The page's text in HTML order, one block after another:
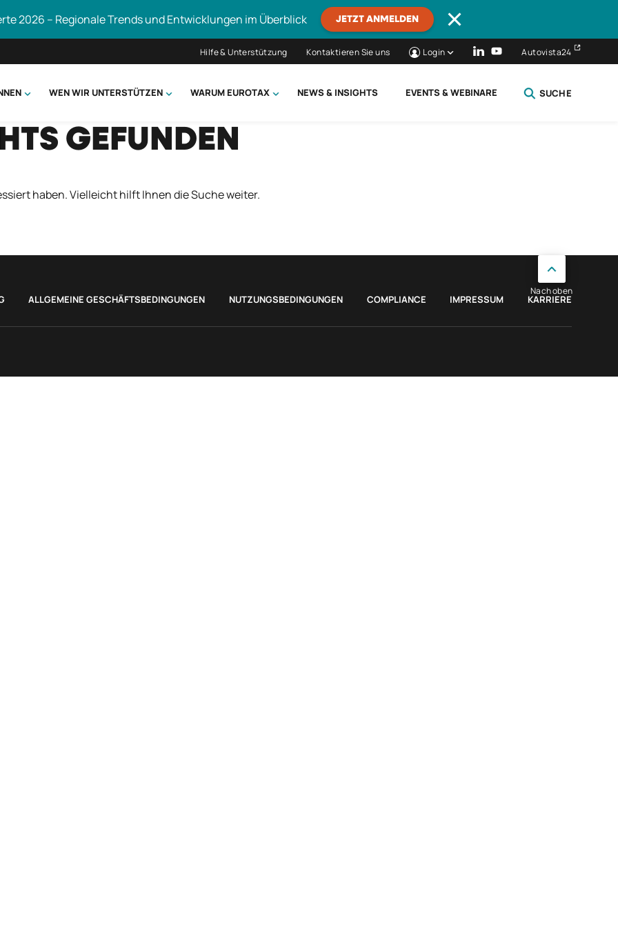
2026 – Regionale Trends und Entwicklungen im Überblick JETZT ANMELDEN
Hilfe & Unterstützung Kontaktieren Sie uns Login Autovista24
WEN WIR UNTERSTÜTZEN WARUM EUROTAX NEWS & INSIGHTS EVENTS & WEBINARE SUCHE
GEFUNDEN
haben. Vielleicht hilft Ihnen die Suche weiter.
ALLGEMEINE GESCHÄFTSBEDINGUNGEN NUTZUNGSBEDINGUNGEN COMPLIANCE IMPRESSUM KARRIERE
Nach oben